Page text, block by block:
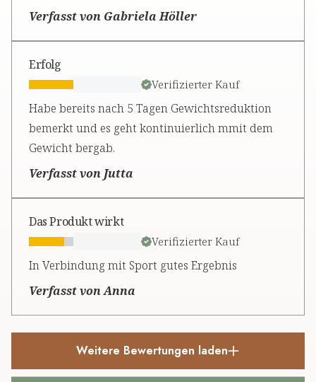
Verfasst von Gabriela Höller
Erfolg
Verifizierter Kauf
Habe bereits nach 5 Tagen Gewichtsreduktion
bemerkt und es geht kontinuierlich mmit dem
Gewicht bergab.
Verfasst von Jutta
Das Produkt wirkt
Verifizierter Kauf
In Verbindung mit Sport gutes Ergebnis
Verfasst von Anna
Weitere Bewertungen laden